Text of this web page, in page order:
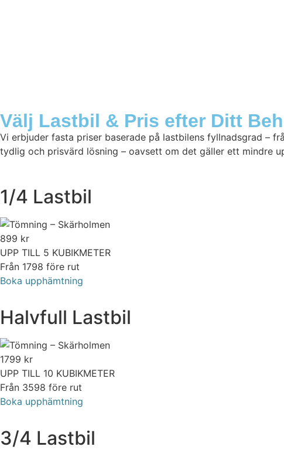
Välj Lastbil & Pris efter Ditt
Vi erbjuder fasta priser baserade på lastbilens fyllnadsgrad –
tydlig och prisvärd lösning – oavsett om det gäller ett mindre
1/4 Lastbil
899 kr
UPP TILL 5 KUBIKMETER
Från 1798 före rut
Boka upphämtning
Halvfull Lastbil
1799 kr
UPP TILL 10 KUBIKMETER
Från 3598 före rut
Boka upphämtning
3/4 Lastbil